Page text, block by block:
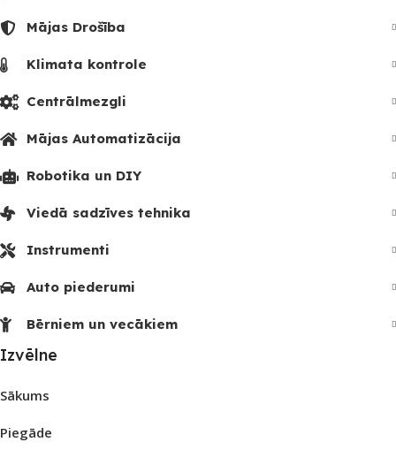
Mājas Drošība
Klimata kontrole
Centrālmezgli
Mājas Automatizācija
Robotika un DIY
Viedā sadzīves tehnika
Instrumenti
Auto piederumi
Bērniem un vecākiem
Izvēlne
Sākums
Piegāde